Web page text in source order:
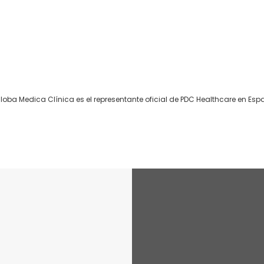
Medica Clínica es el representante oficial de PDC Healthcare en